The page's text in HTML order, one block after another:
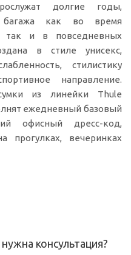
долгие годы,
багажа как во время
так и в повседневных
в стиле унисекс,
стилистику
направление.
из линейки Thule
ежедневный базовый
офисный дресс-код,
прогулках, вечеринках
консультация?